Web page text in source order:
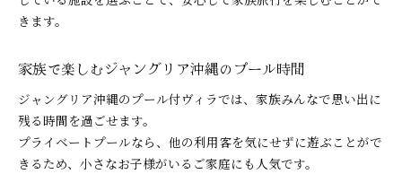
きます。
家族で楽しむジャングリア沖縄のプール時間
ジャングリア沖縄のプール付ヴィラでは、家族みんなで思い出に
残る時間を過ごせます。
プライベートプールなら、他の利用客を気にせずに遊ぶことがで
きるため、小さなお子様がいるご家庭にも人気です。